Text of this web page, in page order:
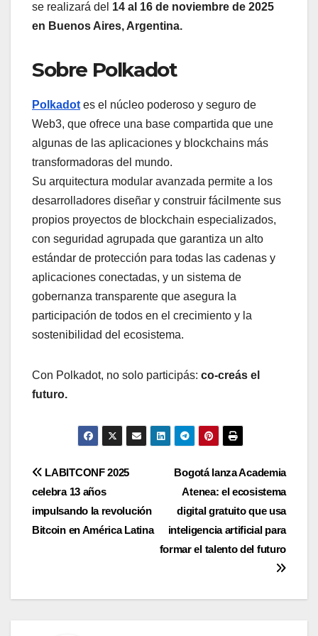
se realizará del 14 al 16 de noviembre de 2025
en Buenos Aires, Argentina.
Sobre Polkadot
Polkadot es el núcleo poderoso y seguro de
Web3, que ofrece una base compartida que une
algunas de las aplicaciones y blockchains más
transformadoras del mundo.
Su arquitectura modular avanzada permite a los
desarrolladores diseñar y construir fácilmente sus
propios proyectos de blockchain especializados,
con seguridad agrupada que garantiza un alto
estándar de protección para todas las cadenas y
aplicaciones conectadas, y un sistema de
gobernanza transparente que asegura la
participación de todos en el crecimiento y la
sostenibilidad del ecosistema.
Con Polkadot, no solo participás: co-creás el
futuro.
Navegación
de
entradas
Bogotá lanza Academia
Atenea: el ecosistema
digital gratuito que usa
inteligencia artificial para
formar el talento del futuro
LABITCONF 2025
celebra 13 años
impulsando la revolución
Bitcoin en América Latina